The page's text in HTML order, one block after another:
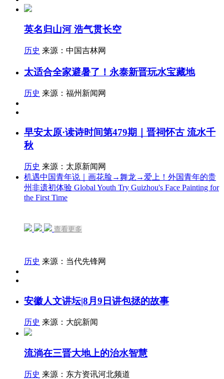
英名归山河 浩气贯长空
历史 来源：中国吉林网
太适合全家避暑了！永泰新晋玩水宝藏地
历史 来源：福州新闻网
早安太原·读诗时间第479期｜晋祠怀古 流水千
秋
历史 来源：太原新闻网
机遇中国青年说｜画花脸→舞龙→爱上！外国青年的贵
州非遗初体验 Global Youth Try Guizhou's Face Painting for
the First Time
查看更多
历史 来源：当代先锋网
安徽人文讲坛|8月9日讲包拯的故事
历史 来源：大皖新闻
流淌在三晋大地上的治水智慧
历史 来源：东方资讯河北频道